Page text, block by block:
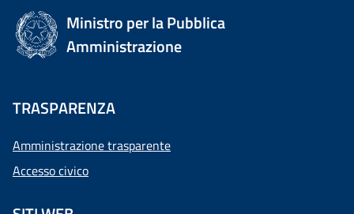
Ministro per la Pubblica
Amministrazione
TRASPARENZA
Amministrazione trasparente
Accesso civico